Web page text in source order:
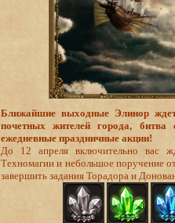
Ближайшие выходные Элинор
почетных жителей города,
ежедневные праздничные акции!
До 12 апреля включительно вас
Техномагии и небольшое поручение
завершить задания Торадора и